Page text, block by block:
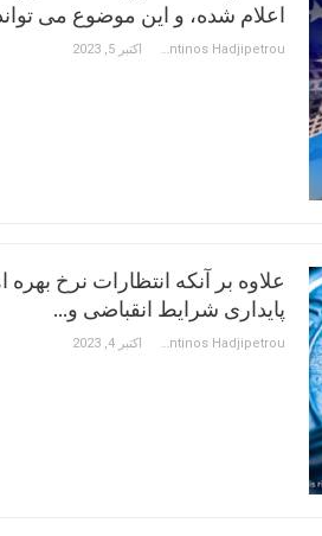
اعلام شده، و این موضوع می
Constantinos Hadjipetrou اکتبر 5, 2023
علاوه بر آنکه انتظارات نرخ بهره
پایداری شرایط انقباضی و…
Constantinos Hadjipetrou اکتبر 4, 2023